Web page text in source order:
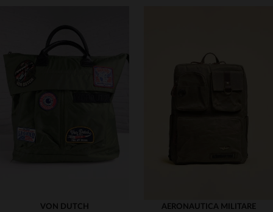
TALLAS DISPONIBLES TALLAS DISPONIBLES
VON DUTCH
AERONAUTICA MILITARE